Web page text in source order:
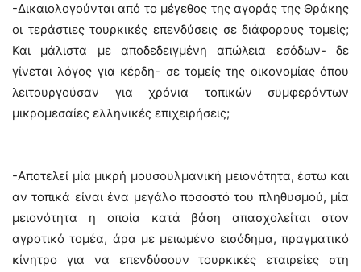
-Δικαιολογούνται από το μέγεθος της αγοράς της Θράκης
οι τεράστιες τουρκικές επενδύσεις σε διάφορους τομείς;
Και μάλιστα με αποδεδειγμένη απώλεια εσόδων- δε
γίνεται λόγος για κέρδη- σε τομείς της οικονομίας όπου
λειτουργούσαν για χρόνια τοπικών συμφερόντων
μικρομεσαίες ελληνικές επιχειρήσεις;
-Αποτελεί μία μικρή μουσουλμανική μειονότητα, έστω και
αν τοπικά είναι ένα μεγάλο ποσοστό του πληθυσμού, μία
μειονότητα η οποία κατά βάση απασχολείται στον
αγροτικό τομέα, άρα με μειωμένο εισόδημα, πραγματικό
κίνητρο για να επενδύσουν τουρκικές εταιρείες στη